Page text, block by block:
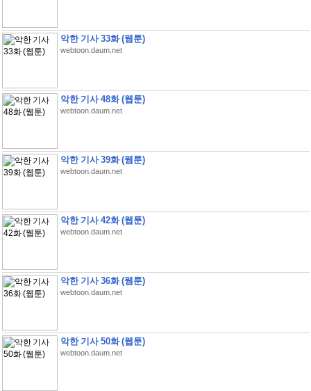
악한 기사 33화 (웹툰)
webtoon.daum.net
악한 기사 48화 (웹툰)
webtoon.daum.net
악한 기사 39화 (웹툰)
webtoon.daum.net
악한 기사 42화 (웹툰)
webtoon.daum.net
악한 기사 36화 (웹툰)
webtoon.daum.net
악한 기사 50화 (웹툰)
webtoon.daum.net